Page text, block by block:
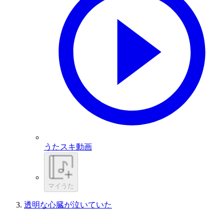
うたスキ動画
マイうた
透明な心臓が泣いていた